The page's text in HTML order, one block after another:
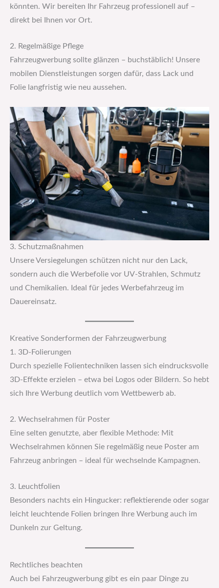
könnten. Wir bereiten Ihr Fahrzeug professionell auf –
direkt bei Ihnen vor Ort.
2. Regelmäßige Pflege
Fahrzeugwerbung sollte glänzen – buchstäblich! Unsere
mobilen Dienstleistungen sorgen dafür, dass Lack und
Folie langfristig wie neu aussehen.
3. Schutzmaßnahmen
Unsere Versiegelungen schützen nicht nur den Lack,
sondern auch die Werbefolie vor UV-Strahlen, Schmutz
und Chemikalien. Ideal für jedes Werbefahrzeug im
Dauereinsatz.
Kreative Sonderformen der Fahrzeugwerbung
1. 3D-Folierungen
Durch spezielle Folientechniken lassen sich eindrucksvolle
3D-Effekte erzielen – etwa bei Logos oder Bildern. So hebt
sich Ihre Werbung deutlich vom Wettbewerb ab.
2. Wechselrahmen für Poster
Eine selten genutzte, aber flexible Methode: Mit
Wechselrahmen können Sie regelmäßig neue Poster am
Fahrzeug anbringen – ideal für wechselnde Kampagnen.
3. Leuchtfolien
Besonders nachts ein Hingucker: reflektierende oder sogar
leicht leuchtende Folien bringen Ihre Werbung auch im
Dunkeln zur Geltung.
Rechtliches beachten
Auch bei Fahrzeugwerbung gibt es ein paar Dinge zu